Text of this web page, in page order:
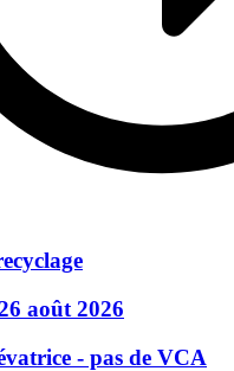
août 2026
- pas de VCA